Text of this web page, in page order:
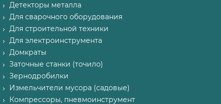
Детекторы металла
Для сварочного оборудования
Для строительной техники
Для электроинструмента
Домкраты
Заточные станки (точило)
Зернодробилки
Измельчители мусора (садовые)
Компрессоры, пневмоинструмент